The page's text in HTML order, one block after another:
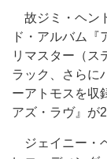
故ジミ・ヘン
ド・アルバム『
リマスター（ス
ラック、さらに
ーアトモスを収
アズ・ラヴ』が
ジェイニー・